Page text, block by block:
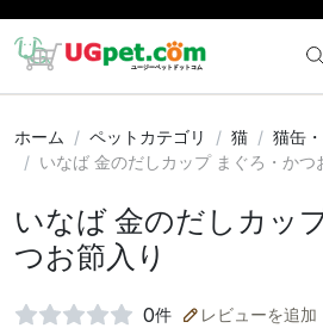
ホーム ペットカテゴリ 猫
猫缶
いなば 金のだしカップ まぐろ・かつ
いなば 金のだしカッ
つお節入り
0件 レビューを追加